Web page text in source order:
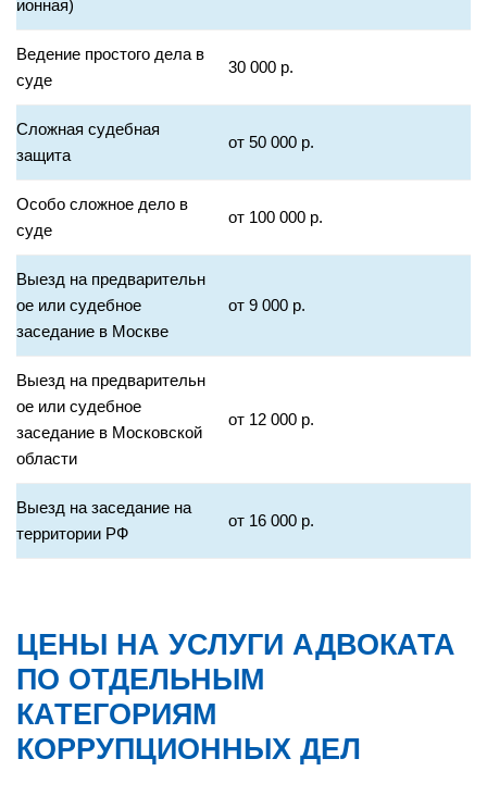
ионная)
Ведение простого дела в
суде
30 000 р.
Сложная судебная
защита
от 50 000 р.
Особо сложное дело в
суде
от 100 000 р.
Выезд на предварительн
ое или судебное
заседание в Москве
от 9 000 р.
Выезд на предварительн
ое или судебное
заседание в Московской
области
от 12 000 р.
Выезд на заседание на
территории РФ
от 16 000 р.
ЦЕНЫ НА УСЛУГИ АДВОКАТА
ПО ОТДЕЛЬНЫМ
КАТЕГОРИЯМ
КОРРУПЦИОННЫХ ДЕЛ